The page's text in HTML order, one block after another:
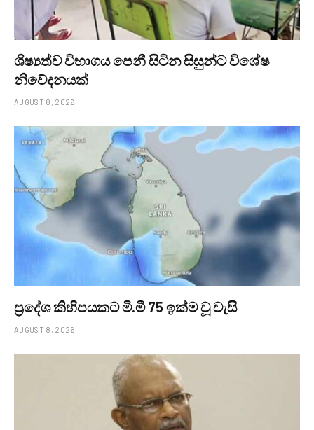
ශිෂ්‍යත්ව විභාගය පෙනී සිටින සිසුන්ට විශේෂ
නිවේදනයක්
AUGUST 8, 2026
ප්‍රදේශ කිහිපයකට මි.මී 75 ඉක්ම වූ වැසි
AUGUST 8, 2026